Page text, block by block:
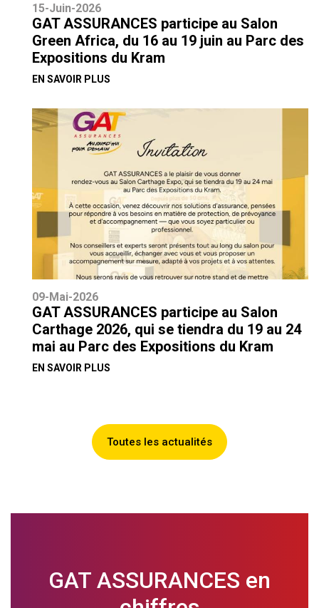
15-Juin-2026
GAT ASSURANCES participe au Salon
Green Africa, du 16 au 19 juin au Parc des
Expositions du Kram
EN SAVOIR PLUS
09-Mai-2026
GAT ASSURANCES participe au Salon
Carthage 2026, qui se tiendra du 19 au 24
mai au Parc des Expositions du Kram
EN SAVOIR PLUS
Toutes les actualités
GAT ASSURANCES en